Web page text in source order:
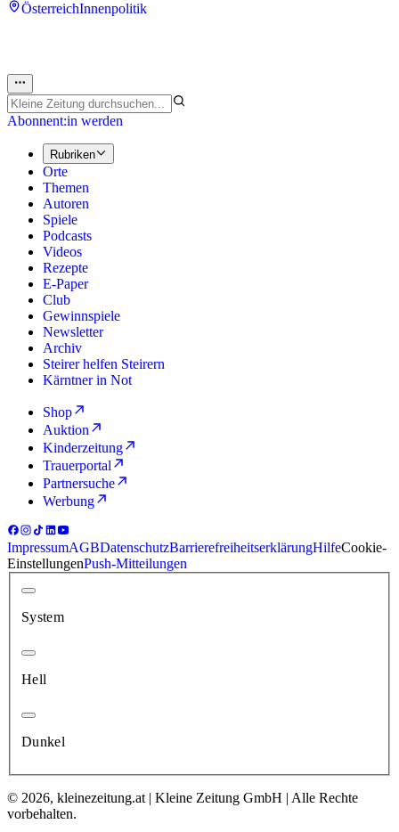
ÖsterreichInnenpolitik
Abonnent:in werden
Rubriken
Orte
Themen
Autoren
Spiele
Podcasts
Videos
Rezepte
E-Paper
Club
Gewinnspiele
Newsletter
Archiv
Steirer helfen Steirern
Kärntner in Not
Shop
Auktion
Kinderzeitung
Trauerportal
Partnersuche
Werbung
ImpressumAGBDatenschutzBarrierefreiheitserklärungHilfeCookie-
EinstellungenPush-Mitteilungen
System
Hell
Dunkel
© 2026, kleinezeitung.at | Kleine Zeitung GmbH | Alle Rechte
vorbehalten.